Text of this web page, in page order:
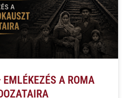
A ROMA